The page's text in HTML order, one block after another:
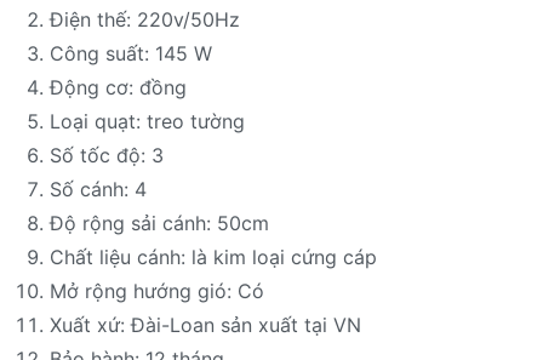
Điện thế: 220v/50Hz
Công suất: 145 W
Động cơ: đồng
Loại quạt: treo tường
Số tốc độ: 3
Số cánh: 4
Độ rộng sải cánh: 50cm
Chất liệu cánh: là kim loại cứng cáp
Mở rộng hướng gió: Có
Xuất xứ: Đài-Loan sản xuất tại VN